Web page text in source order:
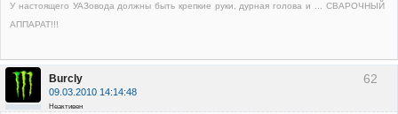
У настоящего УАЗовода должны быть крепкие руки, дурная голова и ... СВАРОЧНЫЙ
АППАРАТ!!!
62
Burcly
09.03.2010 14:14:48
Неактивен